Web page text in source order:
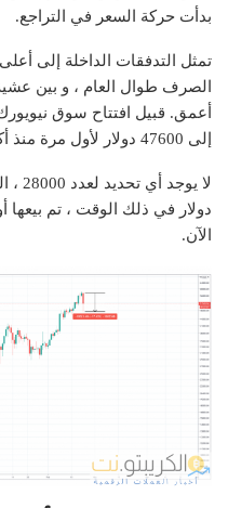
بدأت حركة السعر في التراجع.
الصرف طوال العام ، و بين
أعمق. قبيل افتتاح سوق
إلى 47600 دولار لأول مرة منذ أكثر من أسبوع كما هو موضح أدناه.
دولار في ذلك الوقت ، تم بيعها
الآن.